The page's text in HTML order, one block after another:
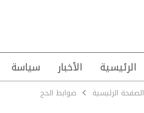
الرئيسية الأخبار سياسة
الصفحة الرئيسية ضوابط الحج